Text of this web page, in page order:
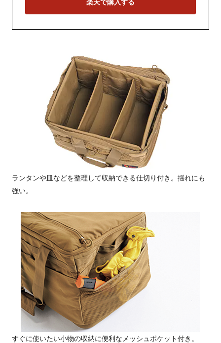
楽天で購入する
ランタンや皿などを整理して収納できる仕切り付き。揺れにも
強い。
すぐに使いたい小物の収納に便利なメッシュポケット付き。